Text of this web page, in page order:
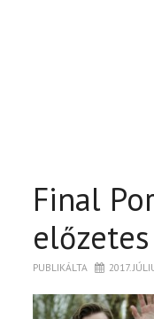
Final
előzetes
PUBLIKÁLTA 2017.